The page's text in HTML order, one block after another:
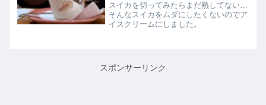
スイカを切ってみたらまだ熟してない…
そんなスイカをムダにしたくないのでア
イスクリームにしました。
スポンサーリンク